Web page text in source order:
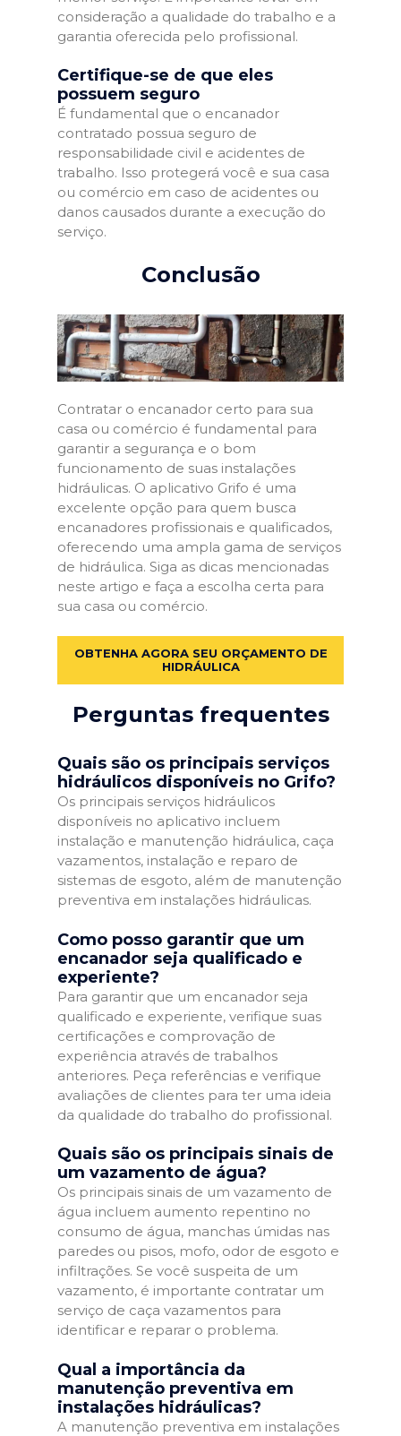
consideração a qualidade do trabalho e a
garantia oferecida pelo profissional.
Certifique-se de que eles
possuem seguro
É fundamental que o encanador
contratado possua seguro de
responsabilidade civil e acidentes de
trabalho. Isso protegerá você e sua casa
ou comércio em caso de acidentes ou
danos causados durante a execução do
serviço.
Conclusão
Contratar o encanador certo para sua
casa ou comércio é fundamental para
garantir a segurança e o bom
funcionamento de suas instalações
hidráulicas. O aplicativo Grifo é uma
excelente opção para quem busca
encanadores profissionais e qualificados,
oferecendo uma ampla gama de serviços
de hidráulica. Siga as dicas mencionadas
neste artigo e faça a escolha certa para
sua casa ou comércio.
OBTENHA AGORA SEU ORÇAMENTO DE
HIDRÁULICA
Perguntas frequentes
Quais são os principais serviços
hidráulicos disponíveis no Grifo?
Os principais serviços hidráulicos
disponíveis no aplicativo incluem
instalação e manutenção hidráulica, caça
vazamentos, instalação e reparo de
sistemas de esgoto, além de manutenção
preventiva em instalações hidráulicas.
Como posso garantir que um
encanador seja qualificado e
experiente?
Para garantir que um encanador seja
qualificado e experiente, verifique suas
certificações e comprovação de
experiência através de trabalhos
anteriores. Peça referências e verifique
avaliações de clientes para ter uma ideia
da qualidade do trabalho do profissional.
Quais são os principais sinais de
um vazamento de água?
Os principais sinais de um vazamento de
água incluem aumento repentino no
consumo de água, manchas úmidas nas
paredes ou pisos, mofo, odor de esgoto e
infiltrações. Se você suspeita de um
vazamento, é importante contratar um
serviço de caça vazamentos para
identificar e reparar o problema.
Qual a importância da
manutenção preventiva em
instalações hidráulicas?
A manutenção preventiva em instalações